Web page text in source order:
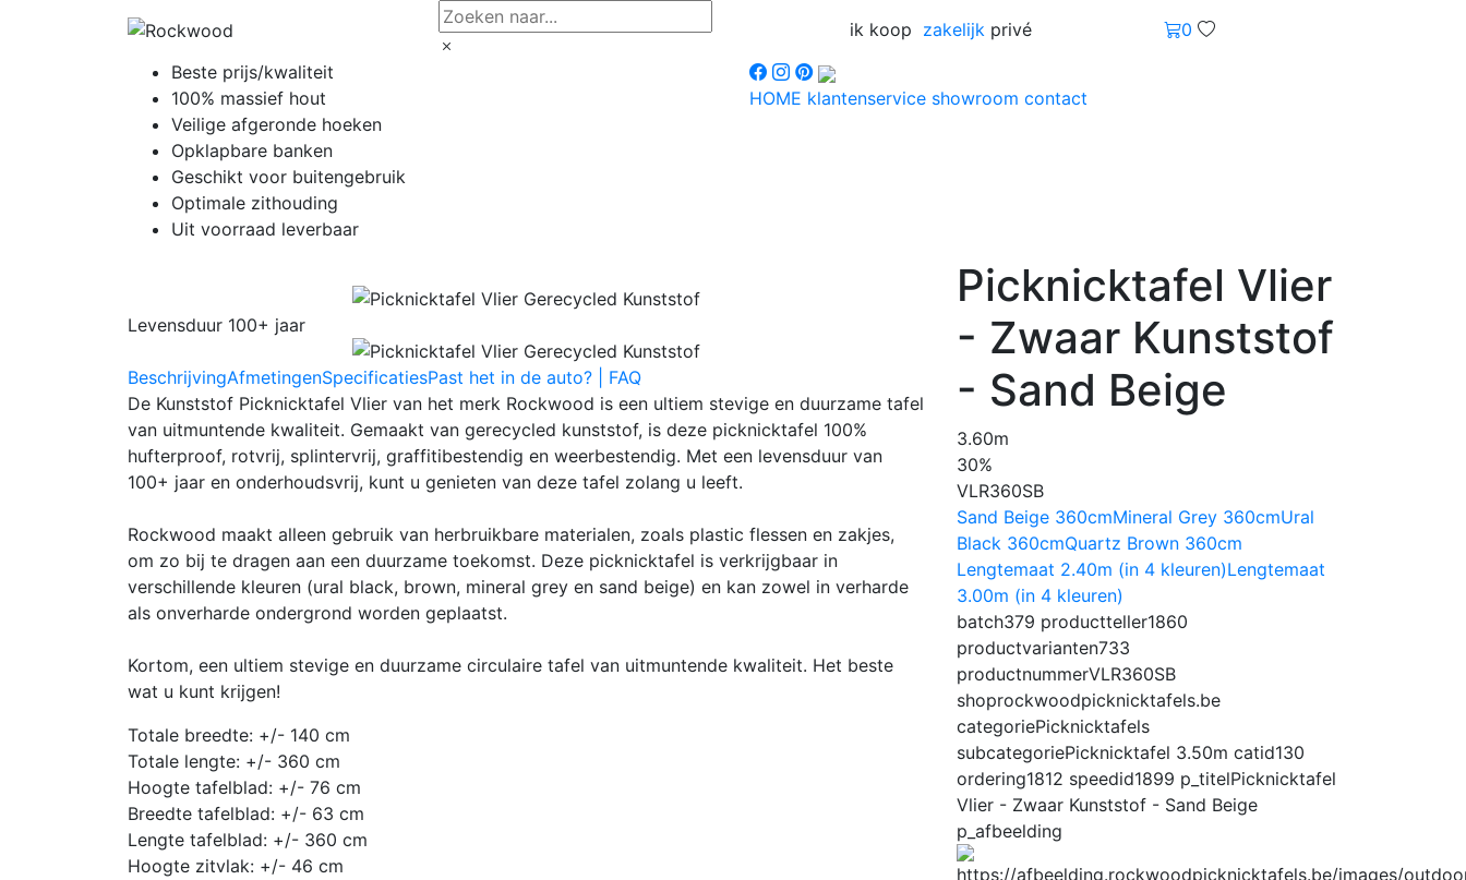
ik koop zakelijk privé
0
Beste prijs/kwaliteit
100% massief hout
Veilige afgeronde hoeken
Opklapbare banken
Geschikt voor buitengebruik
Optimale zithouding
Uit voorraad leverbaar
HOME klantenservice showroom contact
Levensduur 100+ jaar
BeschrijvingAfmetingenSpecificatiesPast het in de auto? | FAQ
De Kunststof Picknicktafel Vlier van het merk Rockwood is een ultiem stevige en duurzame tafel
van uitmuntende kwaliteit. Gemaakt van gerecycled kunststof, is deze picknicktafel 100%
hufterproof, rotvrij, splintervrij, graffitibestendig en weerbestendig. Met een levensduur van
100+ jaar en onderhoudsvrij, kunt u genieten van deze tafel zolang u leeft.
Rockwood maakt alleen gebruik van herbruikbare materialen, zoals plastic flessen en zakjes,
om zo bij te dragen aan een duurzame toekomst. Deze picknicktafel is verkrijgbaar in
verschillende kleuren (ural black, brown, mineral grey en sand beige) en kan zowel in verharde
als onverharde ondergrond worden geplaatst.
Kortom, een ultiem stevige en duurzame circulaire tafel van uitmuntende kwaliteit. Het beste
wat u kunt krijgen!
Totale breedte: +/- 140 cm
Totale lengte: +/- 360 cm
Hoogte tafelblad: +/- 76 cm
Breedte tafelblad: +/- 63 cm
Lengte tafelblad: +/- 360 cm
Hoogte zitvlak: +/- 46 cm
Picknicktafel Vlier
- Zwaar Kunststof
- Sand Beige
3.60m
30%
VLR360SB
Sand Beige 360cmMineral Grey 360cmUral
Black 360cmQuartz Brown 360cm
Lengtemaat 2.40m (in 4 kleuren)Lengtemaat
3.00m (in 4 kleuren)
batch379 productteller1860
productvarianten733
productnummerVLR360SB
shoprockwoodpicknicktafels.be
categoriePicknicktafels
subcategoriePicknicktafel 3.50m catid130
ordering1812 speedid1899 p_titelPicknicktafel
Vlier - Zwaar Kunststof - Sand Beige
p_afbeelding